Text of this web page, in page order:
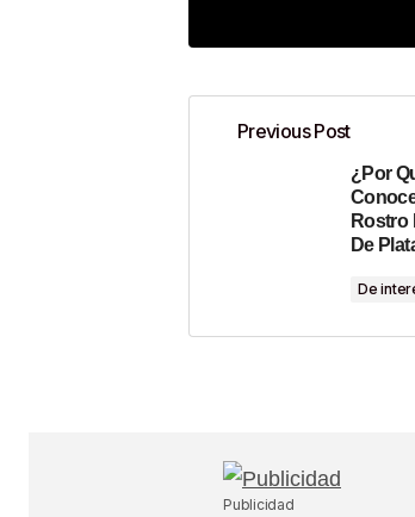
Tu dirección de
En Este
Haga Un
Previous Post
¿Por
Rostro
De
De
Publicidad